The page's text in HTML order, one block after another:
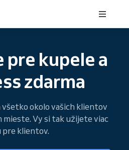
kupele a
zdarma
všetko okolo vašich klientov
mieste. Vy si tak užijete viac
pre klientov.